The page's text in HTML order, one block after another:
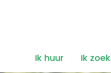
Ik huur Ik zoek